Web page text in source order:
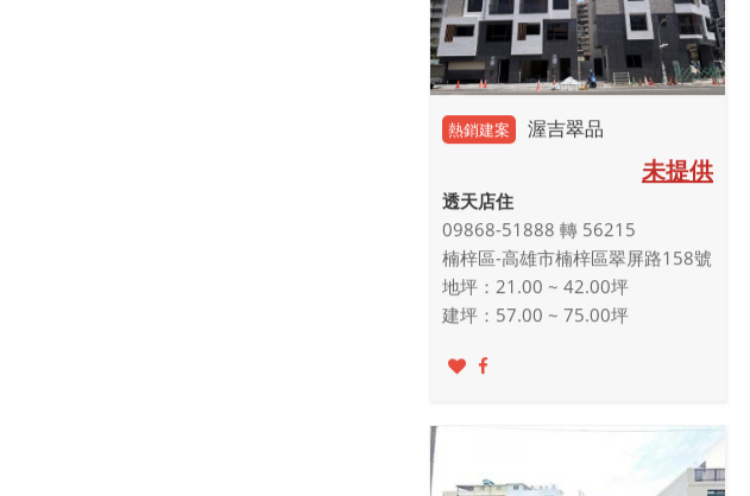
熱銷建案 渥吉翠品
未提供
透天店住
09868-51888 轉 56215
楠梓區-高雄市楠梓區翠屏路158號
地坪：21.00 ~ 42.00坪
建坪：57.00 ~ 75.00坪